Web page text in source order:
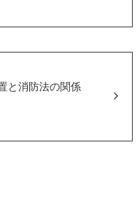
と消防法の関係